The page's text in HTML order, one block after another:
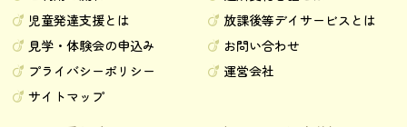
児童発達支援とは
放課後等デイサービスとは
見学・体験会の申込み
お問い合わせ
プライバシーポリシー
運営会社
サイトマップ